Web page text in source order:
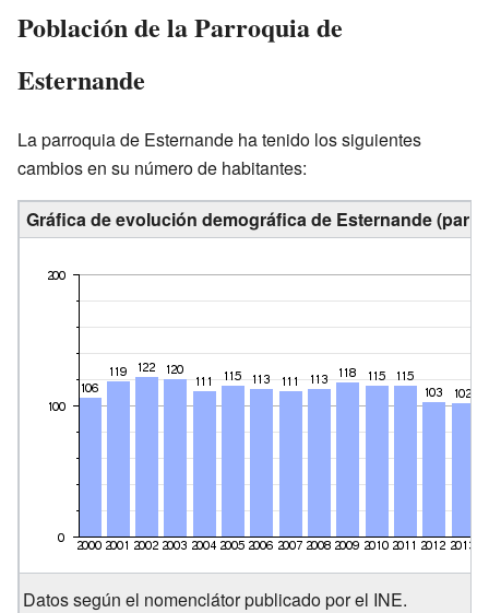
Población de la Parroquia de
Esternande
La parroquia de Esternande ha tenido los siguientes
cambios en su número de habitantes:
Gráfica de evolución demográfica de Esternande
Datos según el nomenclátor publicado por el INE.